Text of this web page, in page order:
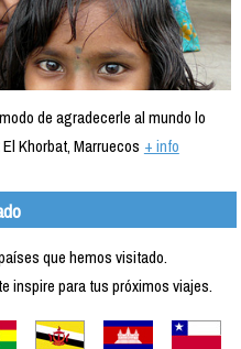
de agradecerle al mundo lo
El Khorbat, Marruecos + info
que hemos visitado.
inspire para tus próximos viajes.